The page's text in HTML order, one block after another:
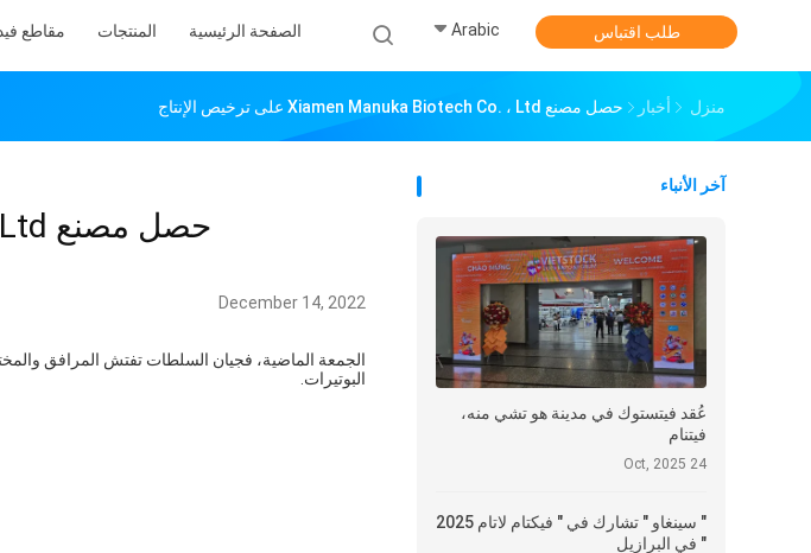
الصفحة الرئيسية المنتجات مقاطع Arabic طلب اقتباس
منزل أخبار حصل مصنع Xiamen Manuka Biotech Co. ، Ltd على ترخيص الإنتاج
حصل مصنع Xiamen Manuka biotech Co. ، Ltd على ترخيص الإنتاج
December 14, 2022
الجمعة الماضية، فجيان السلطات تفتش المرافق
البوتيرات.
آخر الأنباء
عُقد فيتستوك في مدينة هو تشي منه،
فيتنام
24 Oct, 2025
" سينغاو " تشارك في " فيكتام لاتام 2025
" في البرازيل